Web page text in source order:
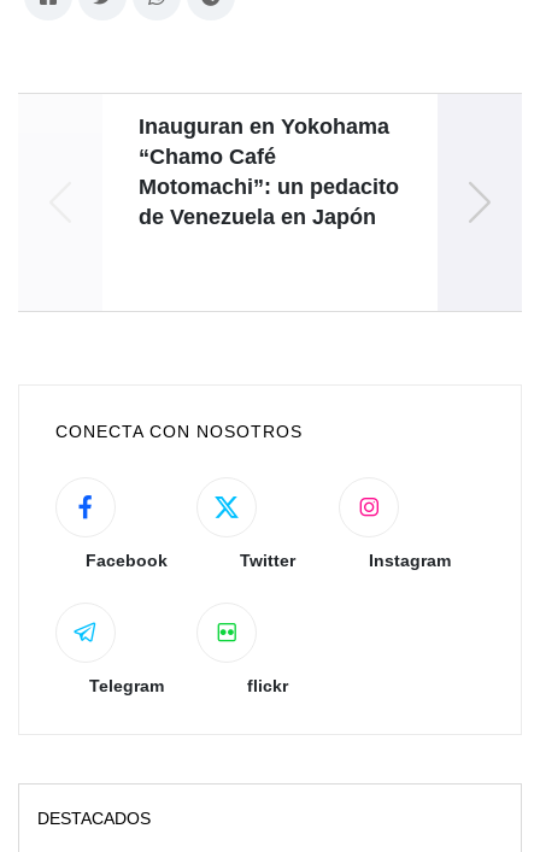
Inauguran en Yokohama
“Chamo Café
Motomachi”: un pedacito
de Venezuela en Japón
CONECTA CON NOSOTROS
Facebook Twitter Instagram
Telegram flickr
DESTACADOS